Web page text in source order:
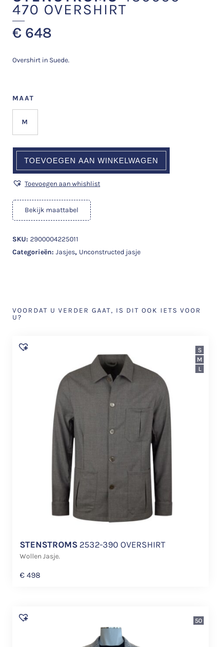
470 OVERSHIRT
€ 648
Overshirt in Suede.
MAAT
M
TOEVOEGEN AAN WINKELWAGEN
Toevoegen aan whishlist
Bekijk maattabel
SKU: 2900004225011
Categorieën: Jasjes, Unconstructed jasje
VOORDAT U VERDER GAAT, IS DIT OOK IETS VOOR
U?
STENSTROMS 2532-390 OVERSHIRT
Wollen Jasje.
€ 498
S
M
L
50